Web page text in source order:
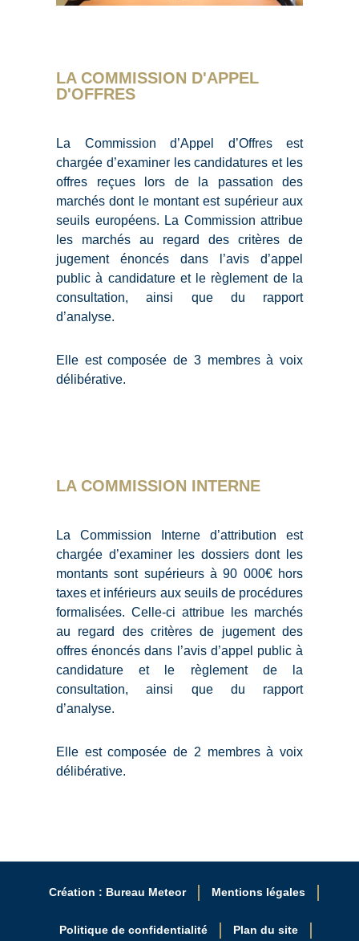
LA COMMISSION D'APPEL
D'OFFRES
La Commission d’Appel d’Offres est
chargée d’examiner les candidatures et les
offres reçues lors de la passation des
marchés dont le montant est supérieur aux
seuils européens. La Commission attribue
les marchés au regard des critères de
jugement énoncés dans l’avis d’appel
public à candidature et le règlement de la
consultation, ainsi que du rapport
d’analyse.
Elle est composée de 3 membres à voix
délibérative.
LA COMMISSION INTERNE
La Commission Interne d’attribution est
chargée d’examiner les dossiers dont les
montants sont supérieurs à 90 000€ hors
taxes et inférieurs aux seuils de procédures
formalisées. Celle-ci attribue les marchés
au regard des critères de jugement des
offres énoncés dans l’avis d’appel public à
candidature et le règlement de la
consultation, ainsi que du rapport
d’analyse.
Elle est composée de 2 membres à voix
délibérative.
Création : Bureau Meteor Mentions légales
Politique de confidentialité Plan du site